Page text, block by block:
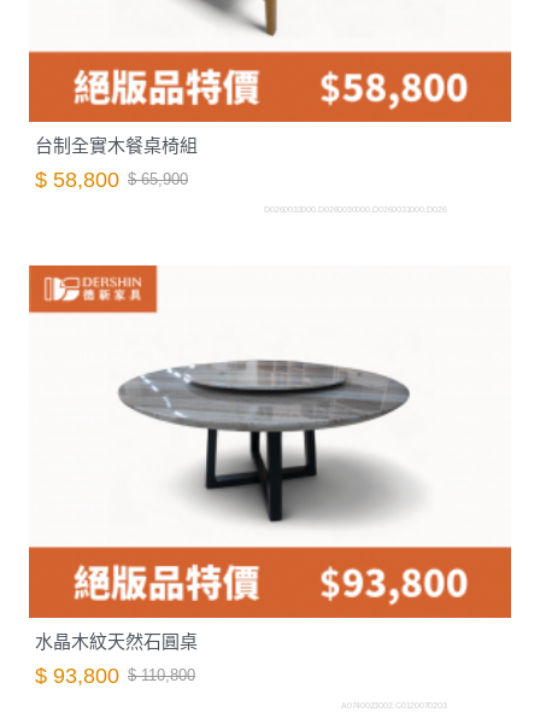
台制全實木餐桌椅組
$ 58,800 $ 65,900
D0260033000.D0260030000.D0260031000.D026
水晶木紋天然石圓桌
$ 93,800 $ 110,800
A0740023002.C0120070203